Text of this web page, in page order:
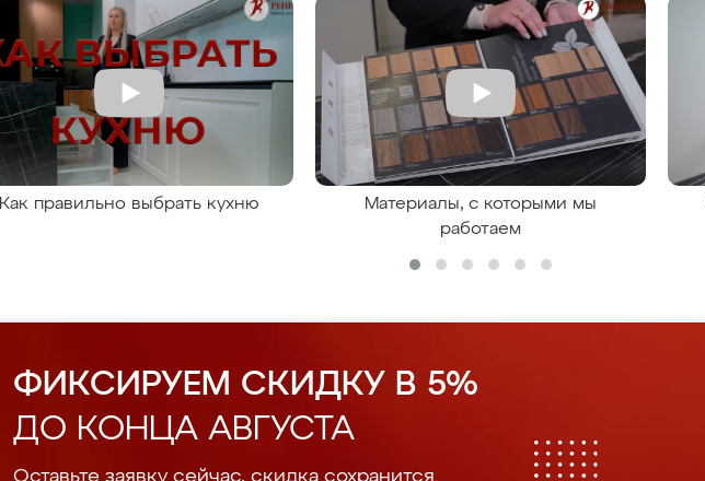
Как правильно выбрать кухню
Материалы, с которыми мы
работаем
ФИКСИРУЕМ СКИДКУ В 5%
ДО КОНЦА АВГУСТА
Оставьте заявку сейчас, скидка сохранится.